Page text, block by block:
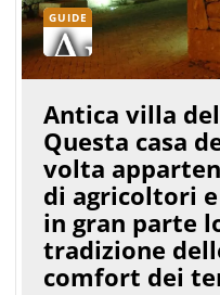
GUIDE
Antica villa
Questa casa
volta
di agricoltori
in gran parte
tradizione
comfort dei